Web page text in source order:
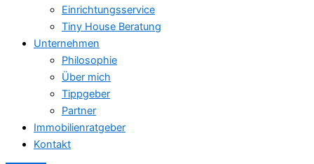
Einrichtungsservice
Tiny House Beratung
Unternehmen
Philosophie
Über mich
Tippgeber
Partner
Immobilienratgeber
Kontakt